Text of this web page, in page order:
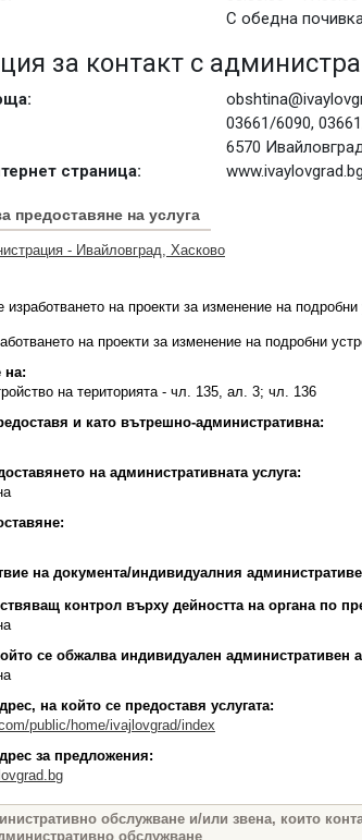
С обедна
за контакт с
03661/6090,
6570
страница:
www.ivaylovgrad.bg